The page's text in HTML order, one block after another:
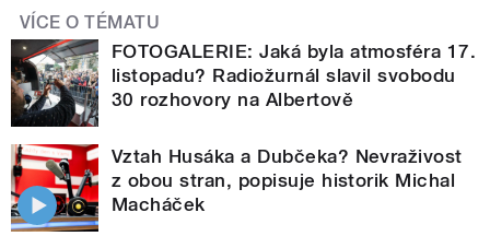
VÍCE O TÉMATU
FOTOGALERIE: Jaká byla atmosféra 17.
listopadu? Radiožurnál slavil svobodu
30 rozhovory na Albertově
Vztah Husáka a Dubčeka? Nevraživost
z obou stran, popisuje historik Michal
Macháček